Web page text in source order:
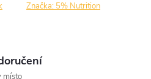
Značka: 5% Nutrition
místo